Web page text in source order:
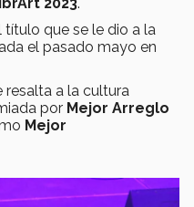
título que se le dio a la
el pasado mayo en
a la cultura
por Mejor Arreglo
Mejor